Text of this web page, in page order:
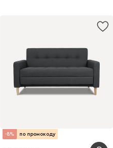
-8% по промокоду